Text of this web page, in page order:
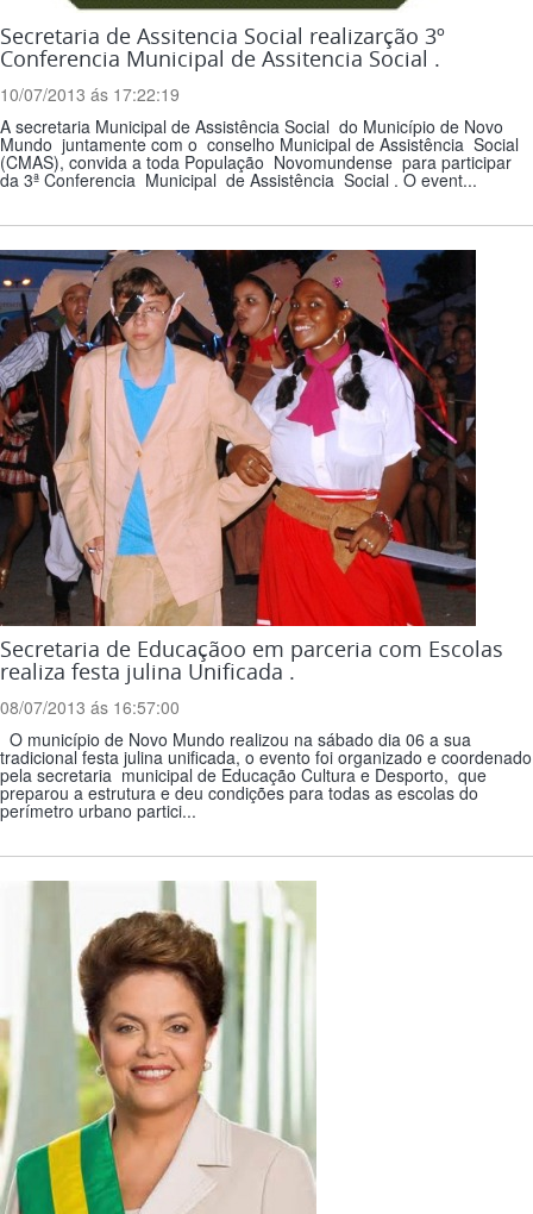
Secretaria de Assitencia Social realizarção 3º
Conferencia Municipal de Assitencia Social .
10/07/2013 ás 17:22:19
A secretaria Municipal de Assistência Social do Município de Novo
Mundo juntamente com o conselho Municipal de Assistência Social
(CMAS), convida a toda População Novomundense para participar
da 3ª Conferencia Municipal de Assistência Social . O event...
Secretaria de Educaçãoo em parceria com Escolas
realiza festa julina Unificada .
08/07/2013 ás 16:57:00
O município de Novo Mundo realizou na sábado dia 06 a sua
tradicional festa julina unificada, o evento foi organizado e coordenado
pela secretaria municipal de Educação Cultura e Desporto, que
preparou a estrutura e deu condições para todas as escolas do
perímetro urbano partici...